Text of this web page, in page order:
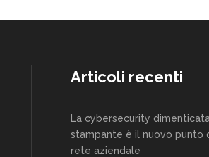
Articoli recenti
La cybersecurity
stampante è il nuovo punto
rete aziendale